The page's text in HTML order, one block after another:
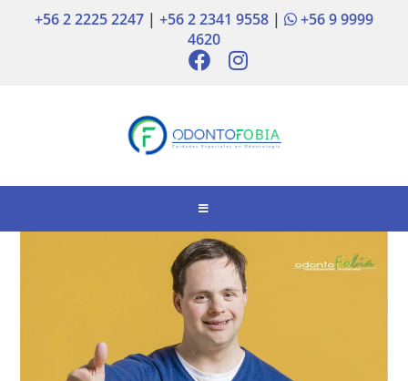
+56 2 2225 2247 | +56 2 2341 9558 |
+56 9 9999
4620